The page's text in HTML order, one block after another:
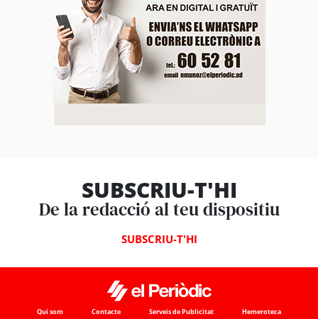
SUBSCRIU-T'HI
De la redacció al teu dispositiu
SUBSCRIU-T'HI
Qui som Contacte Serveis de Publicitat Hemeroteca